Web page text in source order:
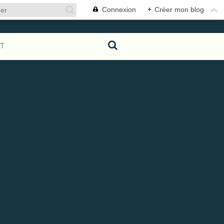
Connexion + Créer mon blog